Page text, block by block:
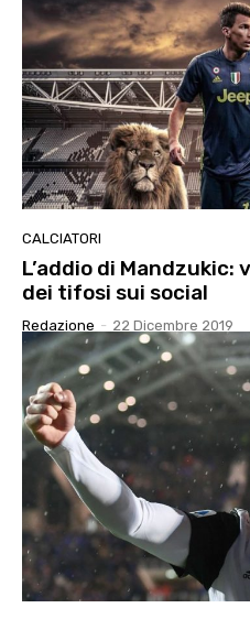
CALCIATORI
L’addio di Mandzukic:
dei tifosi sui social
Redazione - 22 Dicembre 2019